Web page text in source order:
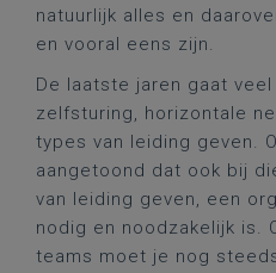
natuurlijk alles en
en vooral eens zijn.
De laatste jaren gaat
zelfsturing, horizontale
types van leiding geven.
aangetoond dat ook bij
van leiding geven, een
nodig en noodzakelijk is.
teams moet je nog